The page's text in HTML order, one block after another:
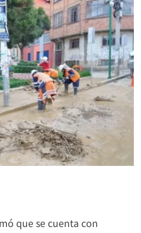
que se cuenta con